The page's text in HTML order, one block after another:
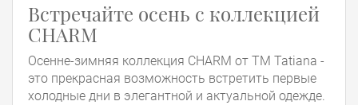
Встречайте осень с коллекцией
CHARM
Осенне-зимняя коллекция CHARM от ТМ Tatiana -
это прекрасная возможность встретить первые
холодные дни в элегантной и актуальной одежде.